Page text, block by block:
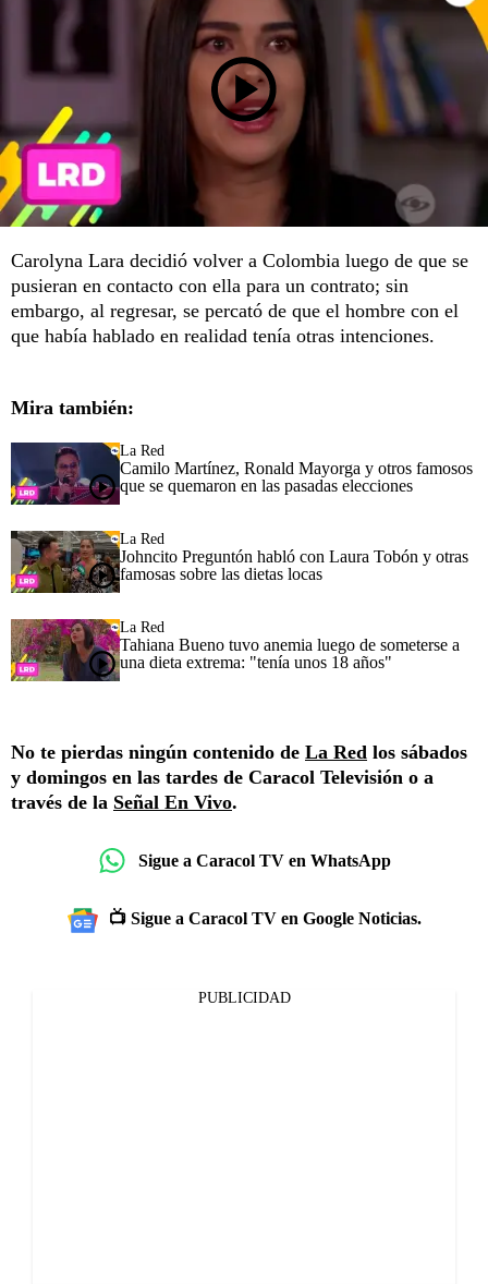
Carolyna Lara decidió volver a Colombia luego de que se
pusieran en contacto con ella para un contrato; sin
embargo, al regresar, se percató de que el hombre con el
que había hablado en realidad tenía otras intenciones.
Mira también:
La Red
Camilo Martínez, Ronald Mayorga y otros famosos
que se quemaron en las pasadas elecciones
La Red
Johncito Preguntón habló con Laura Tobón y otras
famosas sobre las dietas locas
La Red
Tahiana Bueno tuvo anemia luego de someterse a
una dieta extrema: "tenía unos 18 años"
No te pierdas ningún contenido de La Red los sábados
y domingos en las tardes de Caracol Televisión o a
través de la Señal En Vivo.
Sigue a Caracol TV en WhatsApp
📺 Sigue a Caracol TV en Google Noticias.
PUBLICIDAD